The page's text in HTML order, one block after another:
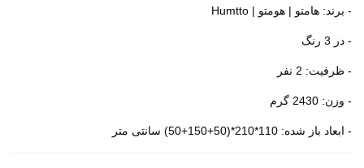
- برند: هامتو | هومتو | Humtto
- در 3 رنگ
- ظرفیت: 2 نفر
- وزن: 2430 گرم
- ابعاد باز شده: 110*210*(50+150+50) سانتی متر